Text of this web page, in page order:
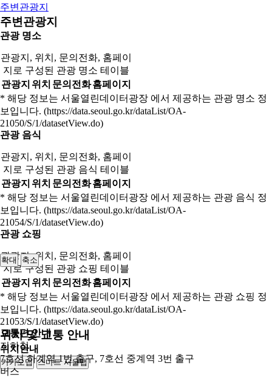
주변관광지
주변관광지
관광 명소
관광지, 위치, 문의전화, 홈페이
지로 구성된 관광 명소 테이블
관광지 위치 문의전화홈페이지
* 해당 정보는 서울열린데이터광장 에서 제공하는 관광 명소 정
보입니다. (https://data.seoul.go.kr/dataList/OA-
21050/S/1/datasetView.do)
관광 음식
관광지, 위치, 문의전화, 홈페이
지로 구성된 관광 음식 테이블
관광지 위치 문의전화홈페이지
* 해당 정보는 서울열린데이터광장 에서 제공하는 관광 음식 정
보입니다. (https://data.seoul.go.kr/dataList/OA-
21054/S/1/datasetView.do)
관광 쇼핑
관광지, 위치, 문의전화, 홈페이
지로 구성된 관광 쇼핑 테이블
관광지 위치 문의전화홈페이지
* 해당 정보는 서울열린데이터광장 에서 제공하는 관광 쇼핑 정
보입니다. (https://data.seoul.go.kr/dataList/OA-
21053/S/1/datasetView.do)
위치 및 교통 안내
위치안내
카카오맵 스마트 서울맵
250m
확대 축소
교통편 안내
지하철
7호선 하계역 1번 출구, 7호선 중계역 3번 출구
버스